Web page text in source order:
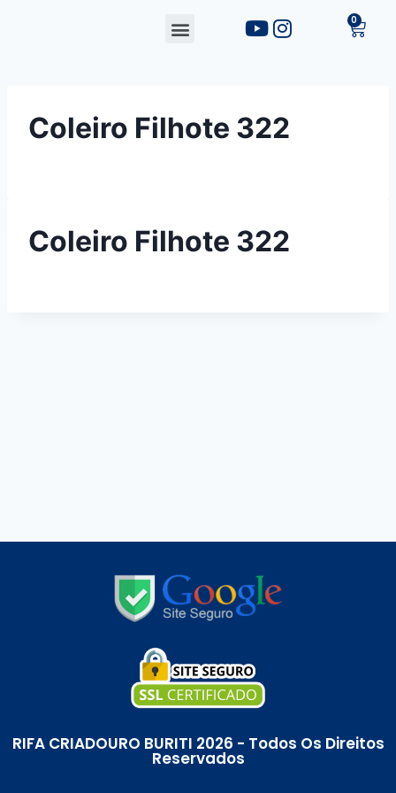
Coleiro Filhote 322
Coleiro Filhote 322
RIFA CRIADOURO BURITI 2026 - Todos Os Direitos
Reservados